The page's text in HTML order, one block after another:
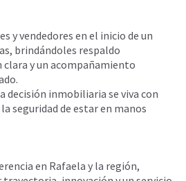
y vendedores en el inicio de un
brindándoles respaldo
y un acompañamiento
decisión inmobiliaria se viva con
seguridad de estar en manos
en Rafaela y la región,